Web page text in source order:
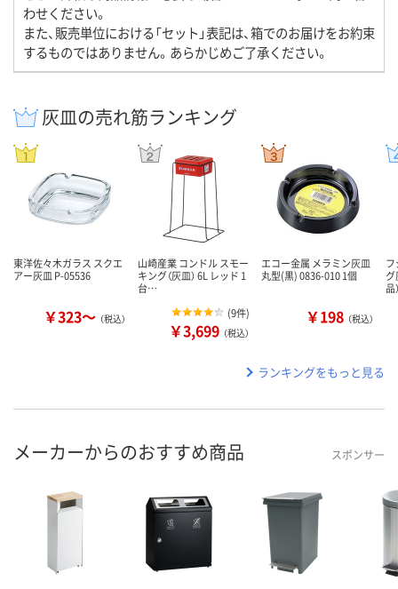
わせください。
また、販売単位における「セット」表記は、箱でのお届けをお約束
するものではありません。あらかじめご了承ください。
灰皿の売れ筋ランキング
東洋佐々木ガラス スクエ
アー灰皿 P-05536
￥323～ （税込）
山崎産業 コンドル スモー
キング（灰皿） 6L レッド 1
台…
(9件)
￥3,699 （税込）
エコー金属 メラミン灰皿
丸型(黒) 0836-010 1個
￥198 （税込）
グ
品
ランキングをもっと見る
メーカーからのおすすめ商品 スポンサー